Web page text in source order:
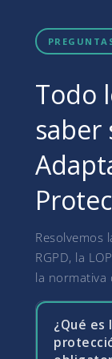
Todo
saber
Resolvemos
RGPD, la
la normativa
¿Qué es